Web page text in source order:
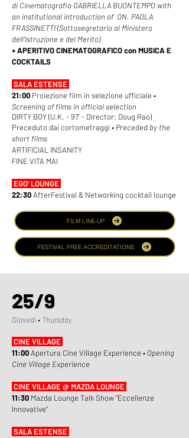
di Cinematografia GABRIELLA BUONTEMPO with
an institutional introduction of ON. PAOLA
FRASSINETTI (Sottosegretario al Ministero
dell'Istruzione e del Merito)
+ APERITIVO CINEMATOGRAFICO con MUSICA E
COCKTAILS
SALA ESTENSE
21:00 Proiezione film in selezione ufficiale •
Screening of films in official selection
DIRTY BOY (U.K. - 97' - Director: Doug Rao)
Preceduto dai cortometraggi • Preceded by the
short films
ARTIFICIAL INSANITY
FINE VITA MAI
EGO' LOUNGE
22:30 AfterFestival & Networking cocktail lounge
FILM LINE-UP
FESTIVAL FREE ACCREDITATIONS
25/9
Giovedì • Thursday
CINE VILLAGE
11:00 Apertura Cine Village Experience • Opening
Cine Village Experience
CINE VILLAGE @ MAZDA LOUNGE
11:30 Mazda Lounge Talk Show "Eccellenze
Innovative"
SALA ESTENSE